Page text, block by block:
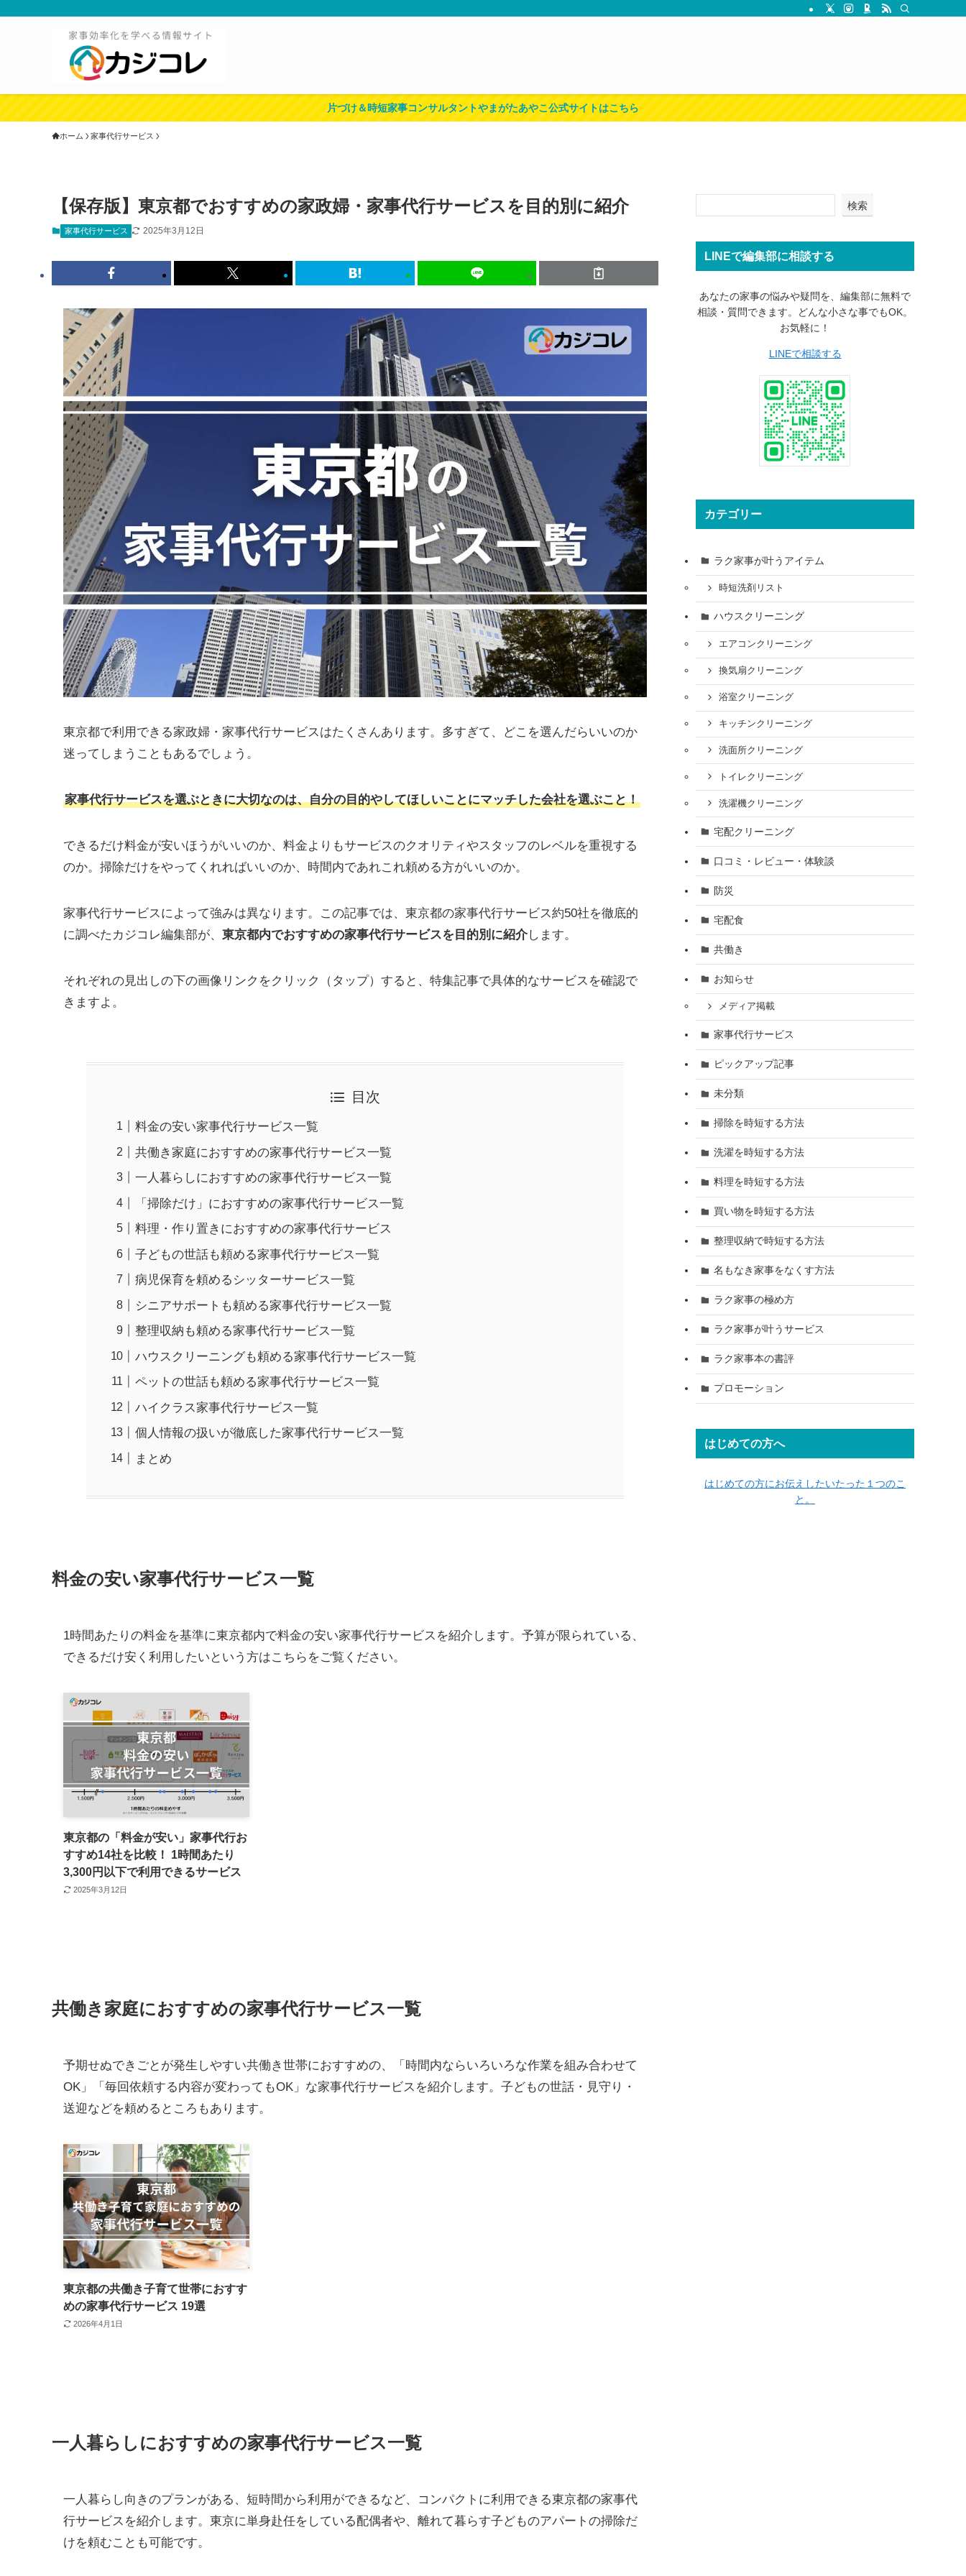
片づけ＆時短家事コンサルタントやまがたあやこ公式サイトはこちら
ホーム 家事代行サービス
【保存版】東京都でおすすめの家政婦・家事代行サービスを目的別に紹介
家事代行サービス 2025年3月12日
東京都で利用できる家政婦・家事代行サービスはたくさんあります。多すぎて、どこを選んだらいいのか
迷ってしまうこともあるでしょう。
家事代行サービスを選ぶときに大切なのは、自分の目的やしてほしいことにマッチした会社を選ぶこと！
できるだけ料金が安いほうがいいのか、料金よりもサービスのクオリティやスタッフのレベルを重視する
のか。掃除だけをやってくれればいいのか、時間内であれこれ頼める方がいいのか。
家事代行サービスによって強みは異なります。この記事では、東京都の家事代行サービス約50社を徹底的
に調べたカジコレ編集部が、 東京都内でおすすめの家事代行サービスを目的別に紹介します。
それぞれの見出しの下の画像リンクをクリック（タップ）すると、特集記事で具体的なサービスを確認で
きますよ。
目次
料金の安い家事代行サービス一覧
共働き家庭におすすめの家事代行サービス一覧
一人暮らしにおすすめの家事代行サービス一覧
「掃除だけ」におすすめの家事代行サービス一覧
料理・作り置きにおすすめの家事代行サービス
子どもの世話も頼める家事代行サービス一覧
病児保育を頼めるシッターサービス一覧
シニアサポートも頼める家事代行サービス一覧
整理収納も頼める家事代行サービス一覧
ハウスクリーニングも頼める家事代行サービス一覧
ペットの世話も頼める家事代行サービス一覧
ハイクラス家事代行サービス一覧
個人情報の扱いが徹底した家事代行サービス一覧
まとめ
料金の安い家事代行サービス一覧
1時間あたりの料金を基準に東京都内で料金の安い家事代行サービスを紹介します。予算が限られている、
できるだけ安く利用したいという方はこちらをご覧ください。
東京都の「料金が安い」家事代行お
すすめ14社を比較！ 1時間あたり
3,300円以下で利用できるサービス
2025年3月12日
共働き家庭におすすめの家事代行サービス一覧
予期せぬできごとが発生しやすい共働き世帯におすすめの、「時間内ならいろいろな作業を組み合わせて
OK」「毎回依頼する内容が変わってもOK」な家事代行サービスを紹介します。子どもの世話・見守り・
送迎などを頼めるところもあります。
東京都の共働き子育て世帯におすす
めの家事代行サービス 19選
2026年4月1日
一人暮らしにおすすめの家事代行サービス一覧
一人暮らし向きのプランがある、短時間から利用ができるなど、コンパクトに利用できる東京都の家事代
行サービスを紹介します。東京に単身赴任をしている配偶者や、離れて暮らす子どものアパートの掃除だ
けを頼むことも可能です。
検索
LINEで編集部に相談する
あなたの家事の悩みや疑問を、編集部に無料で
相談・質問できます。どんな小さな事でもOK。
お気軽に！
LINEで相談する
カテゴリー
ラク家事が叶うアイテム
時短洗剤リスト
ハウスクリーニング
エアコンクリーニング
換気扇クリーニング
浴室クリーニング
キッチンクリーニング
洗面所クリーニング
トイレクリーニング
洗濯機クリーニング
宅配クリーニング
口コミ・レビュー・体験談
防災
宅配食
共働き
お知らせ
メディア掲載
家事代行サービス
ピックアップ記事
未分類
掃除を時短する方法
洗濯を時短する方法
料理を時短する方法
買い物を時短する方法
整理収納で時短する方法
名もなき家事をなくす方法
ラク家事の極め方
ラク家事が叶うサービス
ラク家事本の書評
プロモーション
はじめての方へ
はじめての方にお伝えしたいたった１つのこ
と。